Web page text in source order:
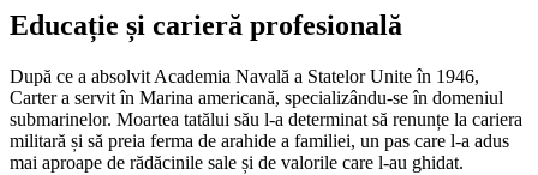
Educație și carieră profesională
După ce a absolvit Academia Navală a Statelor Unite în 1946,
Carter a servit în Marina americană, specializându-se în domeniul
submarinelor. Moartea tatălui său l-a determinat să renunțe la cariera
militară și să preia ferma de arahide a familiei, un pas care l-a adus
mai aproape de rădăcinile sale și de valorile care l-au ghidat.